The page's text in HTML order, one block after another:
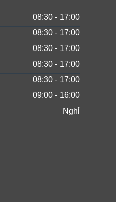
08:30 - 17:00
08:30 - 17:00
08:30 - 17:00
08:30 - 17:00
08:30 - 17:00
09:00 - 16:00
Nghỉ